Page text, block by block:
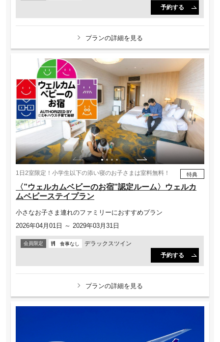
予約する
プランの詳細を見る
1日2室限定！小学生以下の添い寝のお子さまは室料無料！
〈”ウェルカムベビーのお宿”認定ルーム〉ウェルカ
ムベビーステイプラン
特典
小さなお子さま連れのファミリーにおすすめプラン
2026年04月01日 ～ 2029年03月31日
会員限定 食事なし
デラックスツイン
予約する
プランの詳細を見る